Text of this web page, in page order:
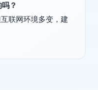
？
联网环境多变，建